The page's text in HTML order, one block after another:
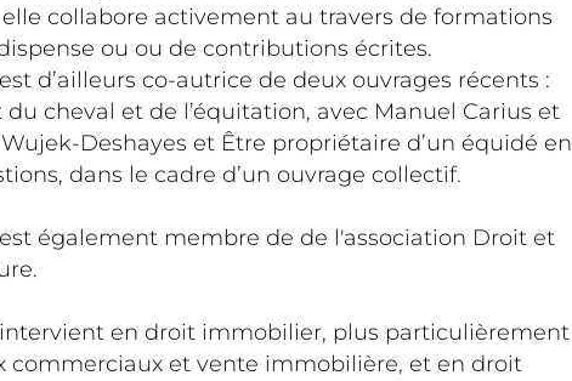
collabore activement au travers de formations
ou ou de contributions écrites.
d’ailleurs co-autrice de deux ouvrages récents :
du cheval et de l’équitation, avec Manuel Carius et
Deshayes et Être propriétaire d’un équidé en
dans le cadre d’un ouvrage collectif.
également membre de de l'association Droit et
en droit immobilier, plus particulièrement
commerciaux et vente immobilière, et en droit